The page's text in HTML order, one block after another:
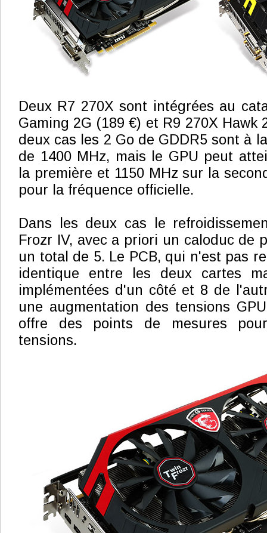
Deux R7 270X sont intégrées au
Gaming 2G (189 €) et R9 270X Hawk
deux cas les 2 Go de GDDR5 sont à
de 1400 MHz, mais le GPU peut
la première et 1150 MHz sur la
pour la fréquence officielle.
Dans les deux cas le
Frozr IV, avec a priori un caloduc de
un total de 5. Le PCB, qui n'est pas
identique entre les deux cartes
implémentées d'un côté et 8 de
une augmentation des tensions
offre des points de mesures
tensions.